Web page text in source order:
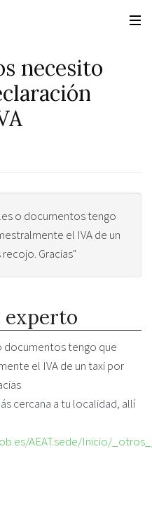
necesito
o documentos tengo
el IVA de un
Gracias"
experto
documentos tengo que
el IVA de un taxi por
cercana a tu localidad, allí
AEAT.sede/Inicio/